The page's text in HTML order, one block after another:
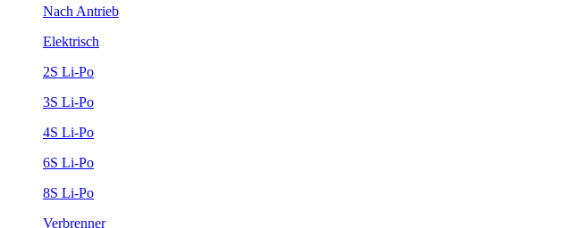
Nach Antrieb
Elektrisch
2S Li-Po
3S Li-Po
4S Li-Po
6S Li-Po
8S Li-Po
Verbrenner